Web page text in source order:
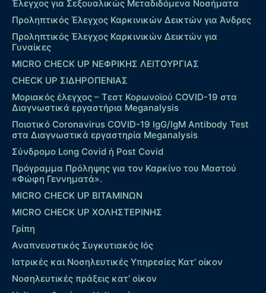
Έλεγχος για Σεξουαλικώς Μεταδιδόμενα Νοσήματα
Προληπτικός Έλεγχος Καρκινικών Δεικτών για Άνδρες
Προληπτικός Έλεγχος Καρκινικών Δεικτών για
Γυναίκες
MICRO CHECK UP ΝΕΦΡΙΚΗΣ ΛΕΙΤΟΥΡΓΙΑΣ
CHECK UP ΣΙΔΗΡΟΠΕΝΙΑΣ
Μοριακός έλεγχος – Τεστ Κορωνοϊού COVID-19 στα
Διαγνωστικά εργαστήρια Meganalysis
Ποιοτικό Coronavirus COVID-19 IgG/IgM Antibody Test
στα Διαγνωστικά εργαστηρία Meganalysis
Σύνδρομο Long Covid ή Post Covid
Πρόγραμμα Πρόληψης για τον Καρκίνο του Μαστού
«Φώφη Γεννηματά».
MICRO CHECK UP ΒΙΤΑΜΙΝΩΝ
MICRO CHECK UP ΧΟΛΗΣΤΕΡΙΝΗΣ
Γρίπη
Αναπνευστικός Συγκυτιακός Ιός
Ιατρικές και Νοσηλευτικές Υπηρεσίες Κατ’ οίκον
Νοσηλευτικές πράξεις κατ’ οίκον